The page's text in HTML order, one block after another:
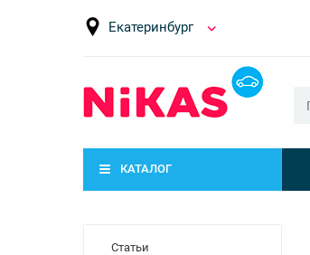
Екатеринбург
КАТАЛОГ
Статьи